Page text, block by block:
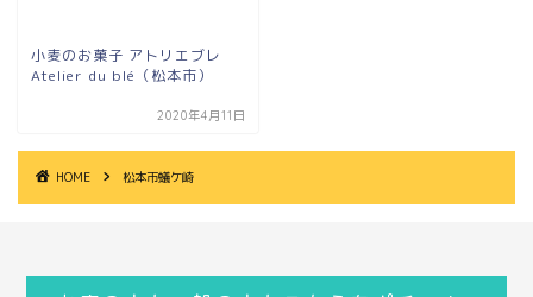
小麦のお菓子 アトリエブレ
Atelier du blé（松本市）
2020年4月11日
HOME 松本市蟻ケ崎